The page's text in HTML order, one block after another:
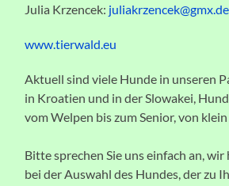
Julia Krzencek: juliakrzencek@gmx.de
www.tierwald.eu
Aktuell sind viele Hunde in unseren
in Kroatien und in der Slowakei,
vom Welpen bis zum Senior, von klein
Bitte sprechen Sie uns einfach an,
bei der Auswahl des Hundes, der zu